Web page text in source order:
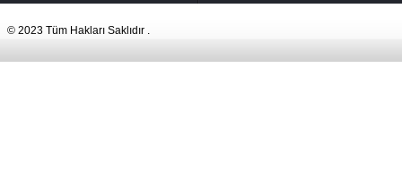
© 2023 Tüm Hakları Saklıdır .